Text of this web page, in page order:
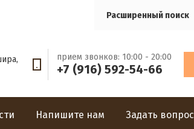
Расширенный поиск
прием звонков: 10:00 - 20:00
+7 (916) 592-54-66
Напишите нам Задать вопрос